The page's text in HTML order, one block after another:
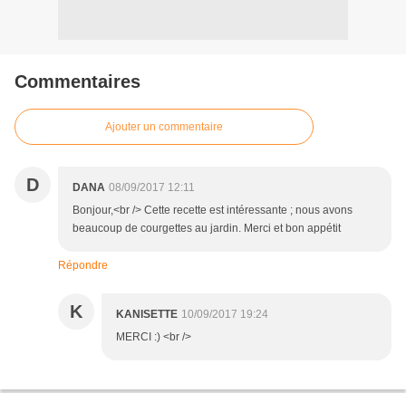
Commentaires
Ajouter un commentaire
D DANA 08/09/2017 12:11
Bonjour,<br /> Cette recette est intéressante ; nous avons
beaucoup de courgettes au jardin. Merci et bon appétit
Répondre
K KANISETTE 10/09/2017 19:24
MERCI :) <br />